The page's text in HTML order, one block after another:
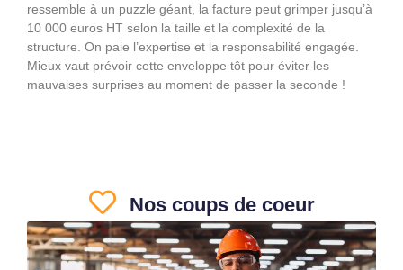
ressemble à un puzzle géant, la facture peut grimper jusqu’à
10 000 euros HT selon la taille et la complexité de la
structure. On paie l’expertise et la responsabilité engagée.
Mieux vaut prévoir cette enveloppe tôt pour éviter les
mauvaises surprises au moment de passer la seconde !
Nos coups de coeur